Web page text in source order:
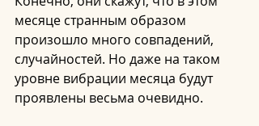
месяце странным образом
произошло много совпадений,
случайностей. Но даже на таком
уровне вибрации месяца будут
проявлены весьма очевидно.